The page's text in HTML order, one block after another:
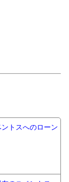
ントスへのローン